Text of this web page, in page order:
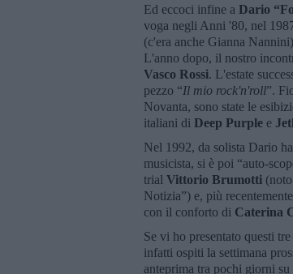
Ed eccoci infine a Dario
voga negli Anni '80, nel
(c'era anche Gianna
L'anno dopo, il nostro
Vasco Rossi. L'estate
pezzo “Il mio rock'n'roll”.
Novanta, sono state le
italiani di Deep Purple e
Nel 1992, da solista Dario
musicista, si è poi “auto-
trial Vittorio Brumotti
Notizia”) e, più
con il conforto di Caterina
Se vi ho presentato questi
infatti ospiti la settimana
anteprima tra pochi giorni